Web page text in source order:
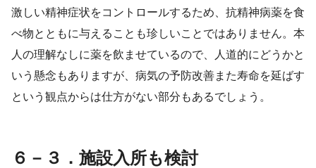
激しい精神症状をコントロールするため、抗精神病薬を食
べ物とともに与えることも珍しいことではありません。本
人の理解なしに薬を飲ませているので、人道的にどうかと
いう懸念もありますが、病気の予防改善また寿命を延ばす
という観点からは仕方がない部分もあるでしょう。
６－３．施設入所も検討